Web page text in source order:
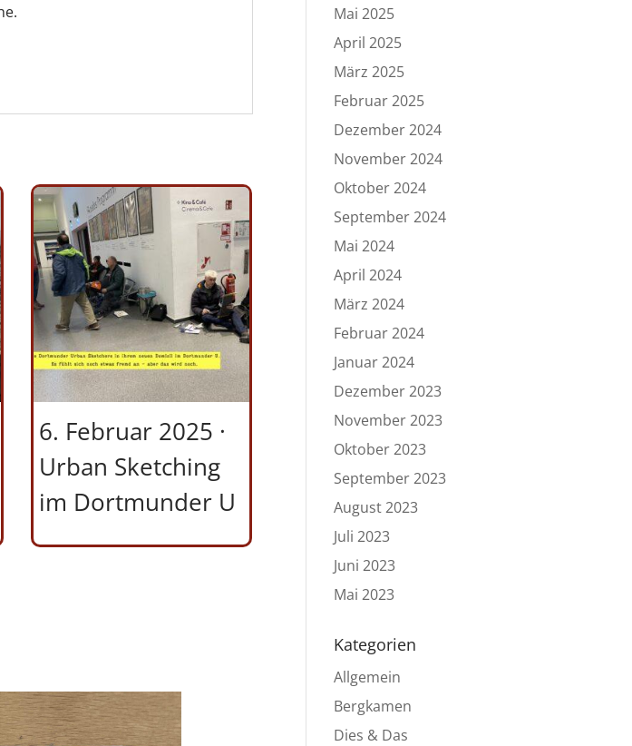
6. Februar 2025 ·
Urban Sketching
im Dortmunder U
Mai 2025
April 2025
März 2025
Februar 2025
Dezember 2024
November 2024
Oktober 2024
September 2024
Mai 2024
April 2024
März 2024
Februar 2024
Januar 2024
Dezember 2023
November 2023
Oktober 2023
September 2023
August 2023
Juli 2023
Juni 2023
Mai 2023
Kategorien
Allgemein
Bergkamen
Dies & Das